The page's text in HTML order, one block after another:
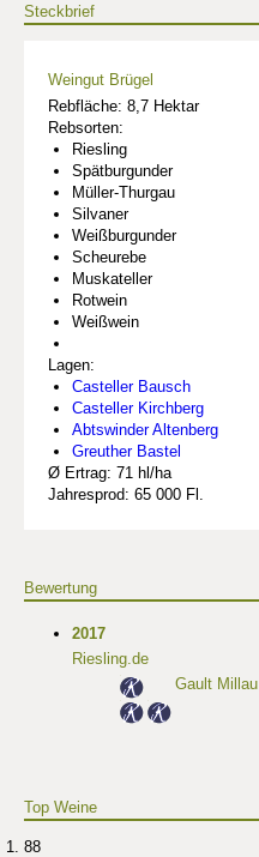
Steckbrief
Weingut Brügel
Rebfläche: 8,7 Hektar
Rebsorten:
Riesling
Spätburgunder
Müller-Thurgau
Silvaner
Weißburgunder
Scheurebe
Muskateller
Rotwein
Weißwein
Lagen:
Casteller Bausch
Casteller Kirchberg
Abtswinder Altenberg
Greuther Bastel
Ø Ertrag: 71 hl/ha
Jahresprod: 65 000 Fl.
Bewertung
2017
Riesling.de
Gault Millau
Top Weine
88